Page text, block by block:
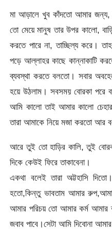
মা আড়ালে খুব কাঁদতো আমার জন্য,
তো মেয়ে মানুষ তার উপর কালো,
করতে পারে না, তাচ্ছিল্য করে।
পড়ে আল্লাহর কাছে কান্নাকাটি
ব্যবস্থা করতে বলতো। সবার
হয়ে উঠলাম। সবসময় বোরকা পরে
আমি কালো তাই আমার কালো
তারা আমাকে নিয়ে মজা করতো আর
আরে তুই তো হাড়ির কালি, তুই
দিকে কেউই ফিরে তাকাবেনা।
একথা বলেই তারা অট্টহাসি
হতো,কিন্তু ভাবতাম আমার
আমার পরিচয় তো আমার কর্ম আমার
জবাব পাবে।সেটা আমি দিবোনা আমার